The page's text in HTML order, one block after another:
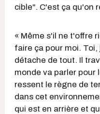
cible". C'est ça qu'on
« Même s'il ne t'offre
faire ça pour moi. Toi,
détache de tout. Il
monde va parler pour
ressent le règne de
dans cet
qui est en arrière et